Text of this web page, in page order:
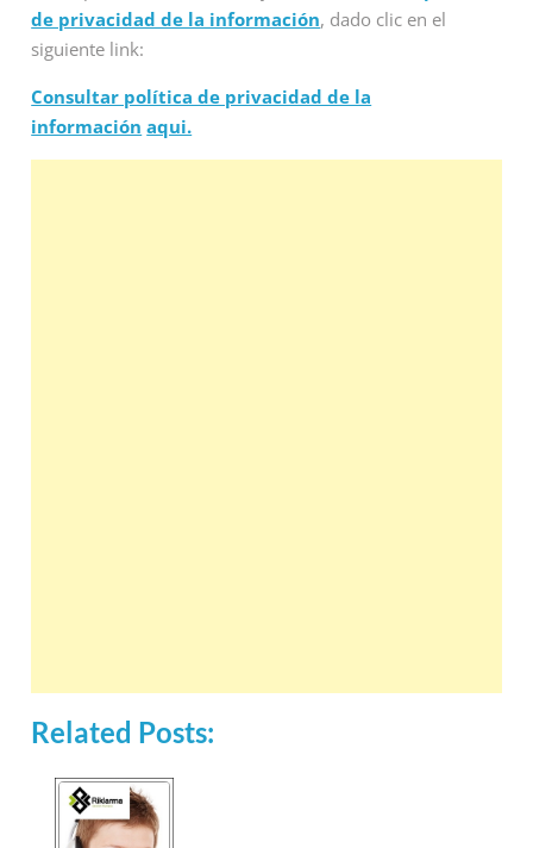
de privacidad de la información, dado clic en el
siguiente link:
Consultar política de privacidad de la
información aqui.
Related Posts: